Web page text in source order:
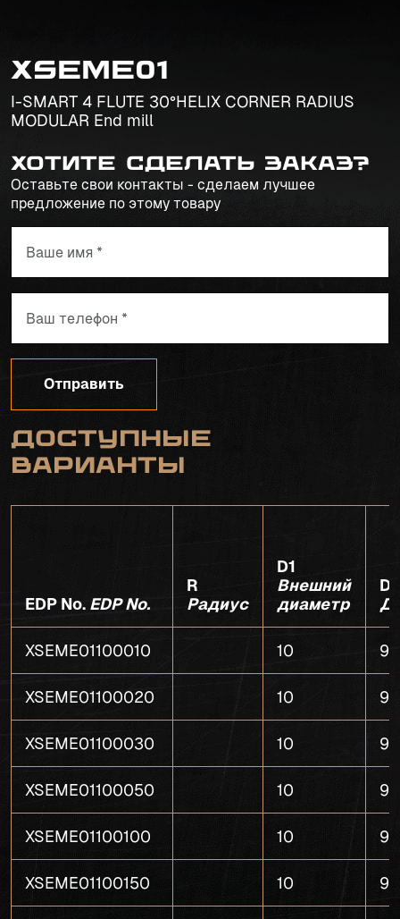
XSEME01
I-SMART 4 FLUTE 30°HELIX CORNER RADIUS
MODULAR End mill
Хотите сделать заказ?
Оставьте свои контакты - сделаем лучшее
предложение по этому товару
Отправить
Доступные
варианты
EDP No. EDP No.
R
Радиус
D1
Внешний
диаметр
XSEME01100010 10 9
XSEME01100020 10 9
XSEME01100030 10 9
XSEME01100050 10 9
XSEME01100100 10 9
XSEME01100150 10 9